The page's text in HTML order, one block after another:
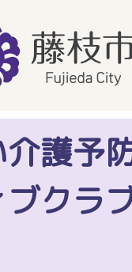
護予
クラ